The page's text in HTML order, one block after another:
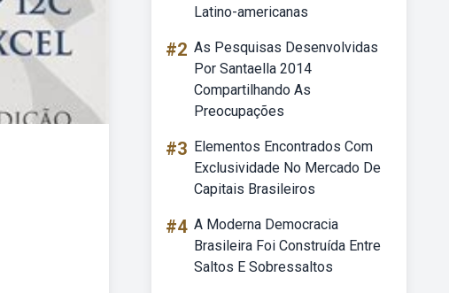
Latino-americanas
#2 As Pesquisas Desenvolvidas
Por Santaella 2014
Compartilhando As
Preocupações
#3 Elementos Encontrados Com
Exclusividade No Mercado De
Capitais Brasileiros
#4 A Moderna Democracia
Brasileira Foi Construída Entre
Saltos E Sobressaltos